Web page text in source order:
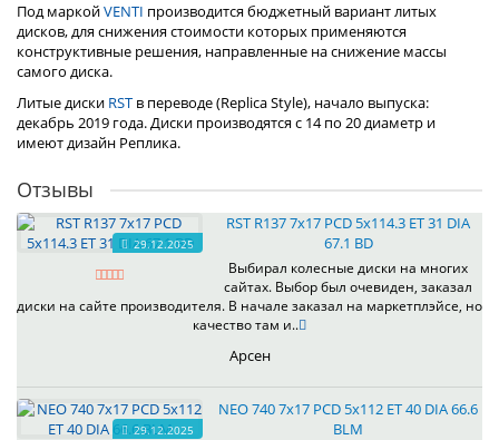
Под маркойVENTI производится бюджетный вариант литых
дисков, для снижения стоимости которых применяются
конструктивные решения, направленные на снижение массы
самого диска.
Литые диски RST в переводе (Replica Style), начало выпуска:
декабрь 2019 года. Диски производятся с 14 по 20 диаметр и
имеют дизайн Реплика.
Отзывы
29.12.2025
RST R137 7x17 PCD 5x114.3 ET 31 DIA
67.1 BD
Выбирал колесные диски на многих
сайтах. Выбор был очевиден, заказал
диски на сайте производителя. В начале заказал на маркетплэйсе, но
качество там и..
Арсен
29.12.2025
NEO 740 7x17 PCD 5x112 ET 40 DIA 66.6
BLM